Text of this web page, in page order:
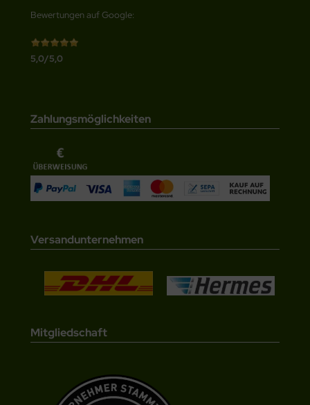
Bewertungen auf Google:
5,0/5,0
Zahlungsmöglichkeiten
Versandunternehmen
Mitgliedschaft